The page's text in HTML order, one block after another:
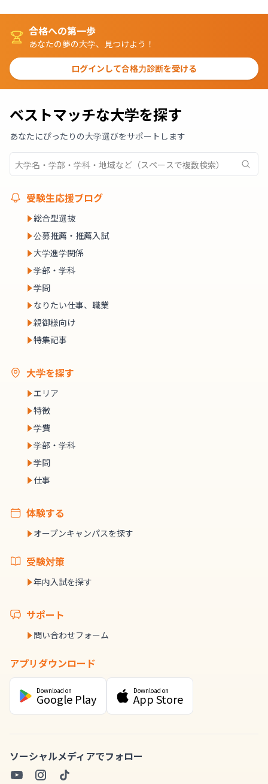
合格への第一歩
あなたの夢の大学、見つけよう！
ログインして合格力診断を受ける
ベストマッチな大学を探す
あなたにぴったりの大学選びをサポートします
受験生応援ブログ
総合型選抜
公募推薦・推薦入試
大学進学関係
学部・学科
学問
なりたい仕事、職業
親御様向け
特集記事
大学を探す
エリア
特徴
学費
学部・学科
学問
仕事
体験する
オープンキャンパスを探す
受験対策
年内入試を探す
サポート
問い合わせフォーム
アプリダウンロード
Download on
Google Play
Download on
App Store
ソーシャルメディアでフォロー